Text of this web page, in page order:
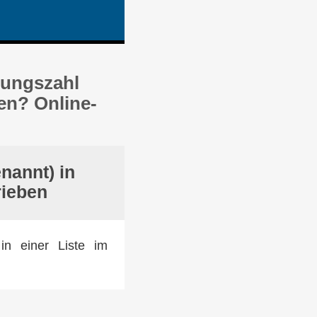
Online-
in
in einer Liste im